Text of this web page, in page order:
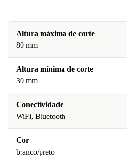
Altura máxima de corte
80 mm
Altura mínima de corte
30 mm
Conectividade
WiFi, Bluetooth
Cor
branco/preto